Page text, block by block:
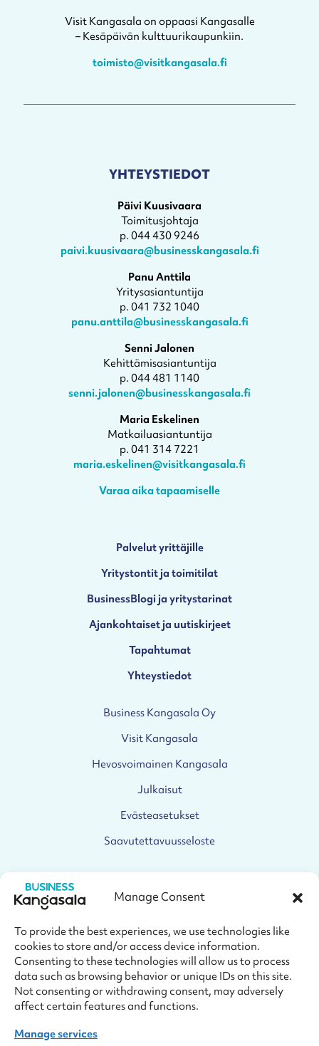
Manage Consent
To provide the best experiences, we use technologies like
cookies to store and/or access device information.
Consenting to these technologies will allow us to process
data such as browsing behavior or unique IDs on this site.
Not consenting or withdrawing consent, may adversely
affect certain features and functions.
Manage services
Visit Kangasala on oppaasi Kangasalle
– Kesäpäivän kulttuurikaupunkiin.
toimisto@visitkangasala.fi
YHTEYSTIEDOT
Päivi Kuusivaara
Toimitusjohtaja
p. 044 430 9246
paivi.kuusivaara@businesskangasala.fi
Panu Anttila
Yritysasiantuntija
p. 041 732 1040
panu.anttila@businesskangasala.fi
Senni Jalonen
Kehittämisasiantuntija
p. 044 481 1140
senni.jalonen@businesskangasala.fi
Maria Eskelinen
Matkailuasiantuntija
p. 041 314 7221
maria.eskelinen@visitkangasala.fi
Varaa aika tapaamiselle
Palvelut yrittäjille
Yritystontit ja toimitilat
BusinessBlogi ja yritystarinat
Ajankohtaiset ja uutiskirjeet
Tapahtumat
Yhteystiedot
Business Kangasala Oy
Visit Kangasala
Hevosvoimainen Kangasala
Julkaisut
Evästeasetukset
Saavutettavuusseloste
SEURAA MEITÄ
FacebookFacebook
LinkedinLinkedin
InstagramInstagram